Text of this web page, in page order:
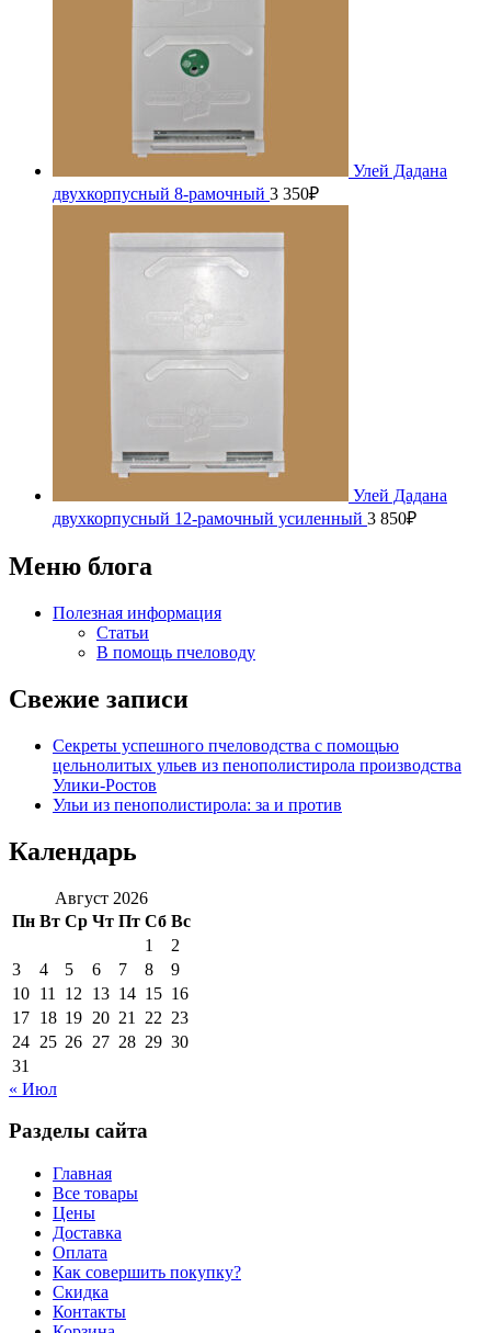
Улей Дадана
двухкорпусный 8-рамочный 3 350₽
Улей Дадана
двухкорпусный 12-рамочный усиленный 3 850₽
Меню блога
Полезная информация
Статьи
В помощь пчеловоду
Свежие записи
Секреты успешного пчеловодства с помощью
цельнолитых ульев из пенополистирола производства
Улики-Ростов
Ульи из пенополистирола: за и против
Календарь
Август 2026
Пн Вт Ср Чт Пт Сб Вс
1
2
3
4 5 6 7 8
9
10 11 12 13 14 15 16
17 18 19 20 21 22 23
24 25 26 27 28 29 30
31
« Июл
Разделы сайта
Главная
Все товары
Цены
Доставка
Оплата
Как совершить покупку?
Скидка
Контакты